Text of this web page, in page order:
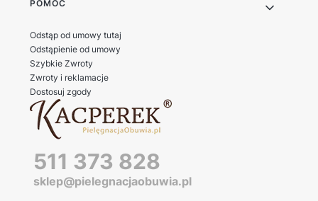
POMOC
Odstąp od umowy tutaj
Odstąpienie od umowy
Szybkie Zwroty
Zwroty i reklamacje
Dostosuj zgody
511 373 828
sklep@pielegnacjaobuwia.pl